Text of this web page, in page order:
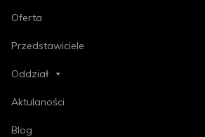
Oferta
Przedstawiciele
Oddział
Aktulaności
Blog